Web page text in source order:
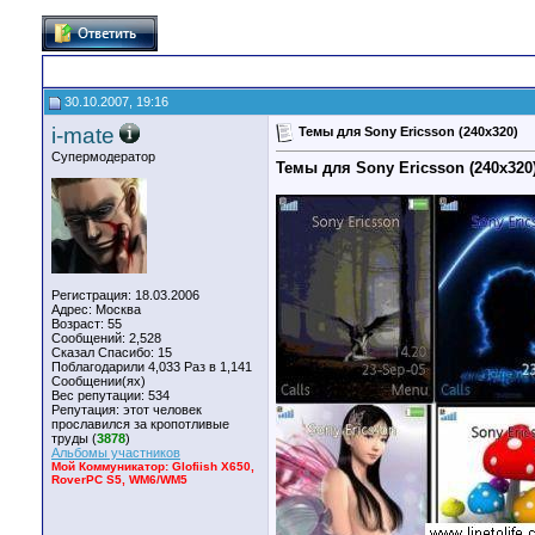
30.10.2007, 19:16
i-mate
Супермодератор
Регистрация: 18.03.2006
Адрес: Москва
Возраст: 55
Сообщений: 2,528
Сказал Спасибо: 15
Поблагодарили 4,033 Раз в 1,141
Сообщении(ях)
Вес репутации: 534
Репутация: этот человек
прославился за кропотливые
труды (3878)
Альбомы участников
Мой Коммуникатор: Glofiish X650,
RoverPC S5, WM6/WM5
Темы для Sony Ericsson (240x320)
Темы для Sony Ericsson